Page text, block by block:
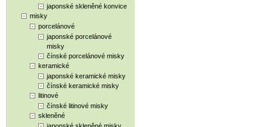
japonské skleněné konvice
misky
porcelánové
japonské porcelánové
misky
čínské porcelánové misky
keramické
japonské keramické misky
čínské keramické misky
litinové
čínské litinové misky
skleněné